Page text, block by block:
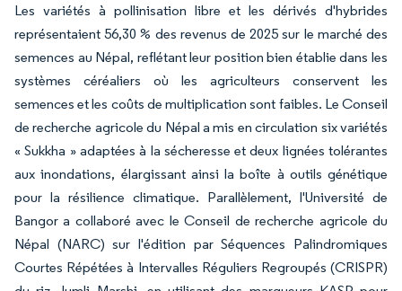
Les variétés à pollinisation libre et les dérivés d'hybrides
représentaient 56,30 % des revenus de 2025 sur le marché des
semences au Népal, reflétant leur position bien établie dans les
systèmes céréaliers où les agriculteurs conservent les
semences et les coûts de multiplication sont faibles. Le Conseil
de recherche agricole du Népal a mis en circulation six variétés
« Sukkha » adaptées à la sécheresse et deux lignées tolérantes
aux inondations, élargissant ainsi la boîte à outils génétique
pour la résilience climatique. Parallèlement, l'Université de
Bangor a collaboré avec le Conseil de recherche agricole du
Népal (NARC) sur l'édition par Séquences Palindromiques
Courtes Répétées à Intervalles Réguliers Regroupés (CRISPR)